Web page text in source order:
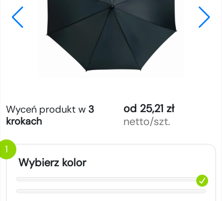
Wyceń produkt w 3
krokach
od 25,21 zł
netto/szt.
1
Wybierz kolor